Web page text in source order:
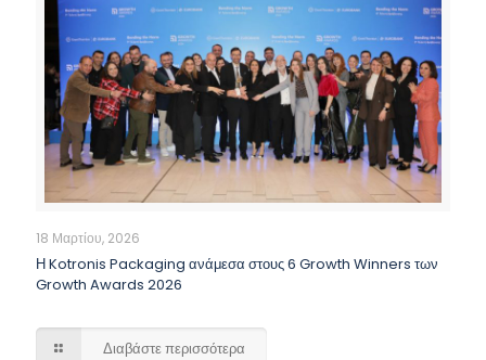
18 Μαρτίου, 2026
Η Kotronis Packaging ανάμεσα στους 6 Growth Winners των
Growth Awards 2026
Διαβάστε περισσότερα